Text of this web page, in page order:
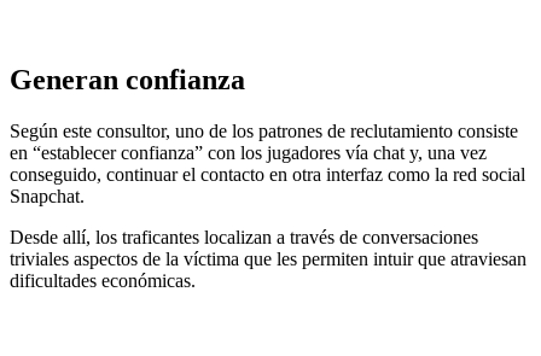
Generan confianza
Según este consultor, uno de los patrones de reclutamiento consiste
en “establecer confianza” con los jugadores vía chat y, una vez
conseguido, continuar el contacto en otra interfaz como la red social
Snapchat.
Desde allí, los traficantes localizan a través de conversaciones
triviales aspectos de la víctima que les permiten intuir que atraviesan
dificultades económicas.